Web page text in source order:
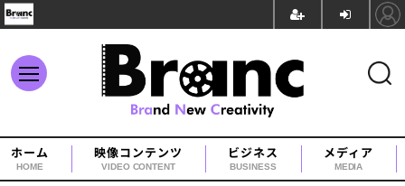
ホーム
HOME
映像コンテンツ
VIDEO CONTENT
ビジネス
BUSINESS
メディア
MEDIA